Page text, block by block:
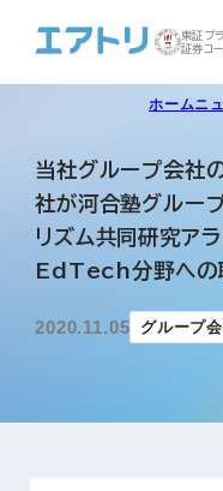
東証プ
証券コ
ホームニ
当社グループ会社
社が河合塾グルー
リズム共同研究ア
EdTech分野への
2020.11.05 グループ